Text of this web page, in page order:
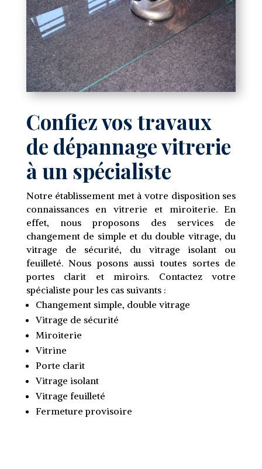
Confiez vos travaux
de dépannage vitrerie
à un spécialiste
Notre établissement met à votre disposition ses
connaissances en vitrerie et miroiterie. En
effet, nous proposons des services de
changement de simple et du double vitrage, du
vitrage de sécurité, du vitrage isolant ou
feuilleté. Nous posons aussi toutes sortes de
portes clarit et miroirs. Contactez votre
spécialiste pour les cas suivants :
Changement simple, double vitrage
Vitrage de sécurité
Miroiterie
Vitrine
Porte clarit
Vitrage isolant
Vitrage feuilleté
Fermeture provisoire